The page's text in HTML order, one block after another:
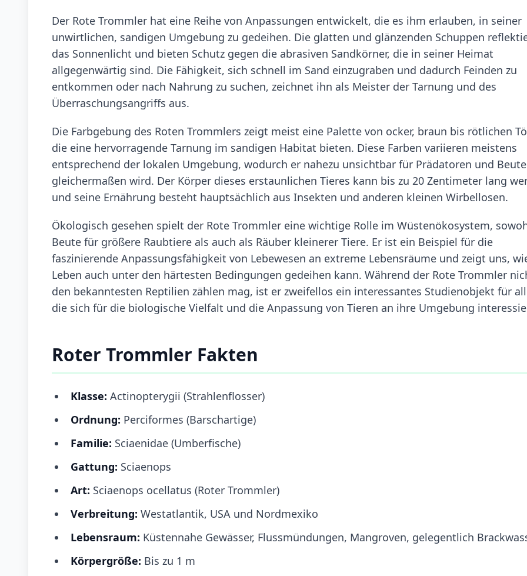
Der Rote Trommler hat eine Reihe von Anpassungen entwickelt, die es ihm erlauben, in seiner
unwirtlichen, sandigen Umgebung zu gedeihen. Die glatten und glänzenden Schuppen
das Sonnenlicht und bieten Schutz gegen die abrasiven Sandkörner, die in seiner Heimat
allgegenwärtig sind. Die Fähigkeit, sich schnell im Sand einzugraben und dadurch Feinden zu
entkommen oder nach Nahrung zu suchen, zeichnet ihn als Meister der Tarnung und des
Überraschungsangriffs aus.
Die Farbgebung des Roten Trommlers zeigt meist eine Palette von ocker, braun bis rötlichen
die eine hervorragende Tarnung im sandigen Habitat bieten. Diese Farben variieren meistens
entsprechend der lokalen Umgebung, wodurch er nahezu unsichtbar für Prädatoren und Beute
gleichermaßen wird. Der Körper dieses erstaunlichen Tieres kann bis zu 20 Zentimeter lang
und seine Ernährung besteht hauptsächlich aus Insekten und anderen kleinen Wirbellosen.
Ökologisch gesehen spielt der Rote Trommler eine wichtige Rolle im Wüstenökosystem,
Beute für größere Raubtiere als auch als Räuber kleinerer Tiere. Er ist ein Beispiel für die
faszinierende Anpassungsfähigkeit von Lebewesen an extreme Lebensräume und zeigt uns,
Leben auch unter den härtesten Bedingungen gedeihen kann. Während der Rote Trommler
den bekanntesten Reptilien zählen mag, ist er zweifellos ein interessantes Studienobjekt für
die sich für die biologische Vielfalt und die Anpassung von Tieren an ihre Umgebung
Roter Trommler Fakten
Klasse: Actinopterygii (Strahlenflosser)
Ordnung: Perciformes (Barschartige)
Familie: Sciaenidae (Umberfische)
Gattung: Sciaenops
Art: Sciaenops ocellatus (Roter Trommler)
Verbreitung: Westatlantik, USA und Nordmexiko
Lebensraum: Küstennahe Gewässer, Flussmündungen, Mangroven, gelegentlich
Körpergröße: Bis zu 1 m